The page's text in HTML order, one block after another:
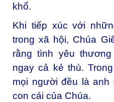
khổ.
Khi tiếp xúc với
trong xã hội, Chúa
rằng tình yêu
ngay cả kẻ thù.
mọi người đều là
con cái của Chúa.